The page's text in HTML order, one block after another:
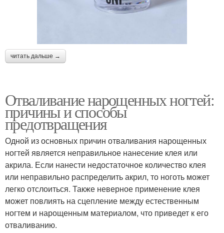
читать дальше →
Отваливание нарощенных ногтей:
причины и способы
предотвращения
Одной из основных причин отваливания нарощенных
ногтей является неправильное нанесение клея или
акрила. Если нанести недостаточное количество клея
или неправильно распределить акрил, то ноготь может
легко отслоиться. Также неверное применение клея
может повлиять на сцепление между естественным
ногтем и нарощенным материалом, что приведет к его
отваливанию.